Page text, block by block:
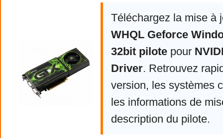
Téléchargez la mise à
WHQL Geforce
32bit pilote pour
Driver. Retrouvez
version, les systèmes
les informations de
description du pilote.